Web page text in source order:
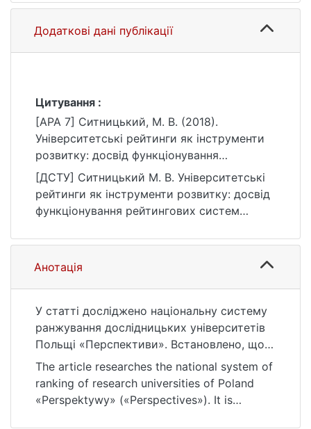
Додаткові дані публікації
Цитування :
[APA 7] Ситницький, М. В. (2018).
Університетські рейтинги як інструменти
розвитку: досвід функціонування
рейтингових систем Польщі.
https://ir.library.knu.ua/handle/123456789/32
74
[ДСТУ] Ситницький М. В. Університетські
рейтинги як інструменти розвитку: досвід
функціонування рейтингових систем
https://ir.library.knu.ua/handle/123456789/32
74 (дата звернення: 25.07.2026).
Анотація
У статті досліджено національну систему
ранжування дослідницьких університетів
Польщі «Перспективи». Встановлено, що
рейтингові системи дослідницьких
університетів є потужними стимулами для
розвитку цих установ. Проаналізовано
наукову думку та тенденції розвитку
The article researches the national system of
ranking of research universities of Poland
«Perspektywy» («Perspectives»). It is